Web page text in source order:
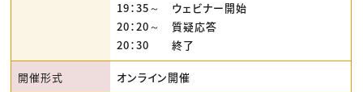
19：35～ ウェビナー開始
20：20～ 質疑応答
20：30 終了
開催形式 オンライン開催